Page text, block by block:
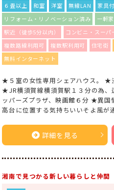
６畳以上 和室 洋室 無線LAN
家具
リフォーム・リノベーション済み
一軒家
駅近（徒歩5分以内）
コンビニ・スーパ
複数路線利用可
複数駅利用可 住宅街
無料インターネット
★５室の女性専用シェアハウス。 ★
★JR横須賀線横須賀駅１３分の為
ッパーズプラザ、映画館６分 ★異
高台に位置する気持ちいいそよ風
詳細を見る
湘南で見つかる新しい暮らしと仲間